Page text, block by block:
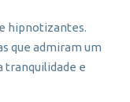
hipnotizantes.
que admiram um
tranquilidade e